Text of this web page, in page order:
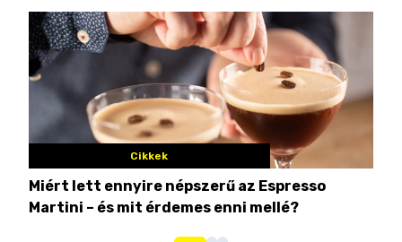
Cikkek
Miért lett ennyire népszerű az Espresso
Martini – és mit érdemes enni mellé?